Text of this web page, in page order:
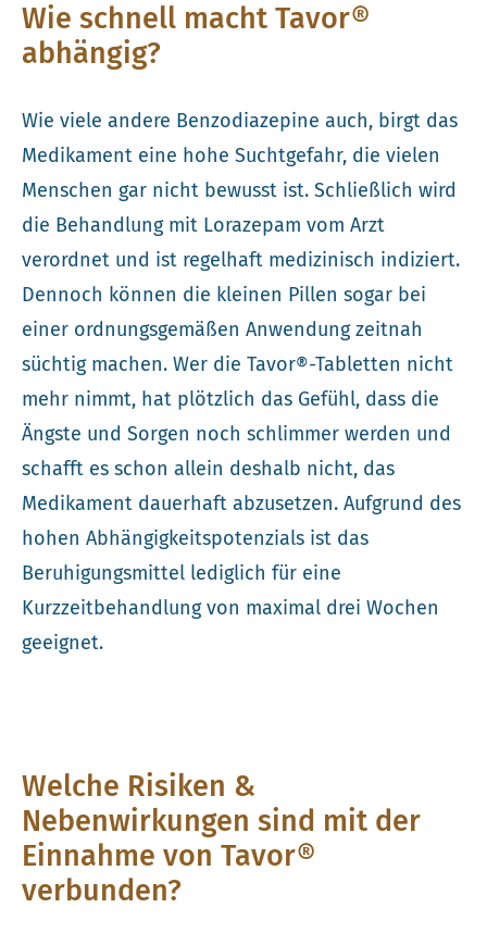
Wie schnell macht Tavor®
abhängig?
Wie viele andere Benzodiazepine auch, birgt das
Medikament eine hohe Suchtgefahr, die vielen
Menschen gar nicht bewusst ist. Schließlich wird
die Behandlung mit Lorazepam vom Arzt
verordnet und ist regelhaft medizinisch indiziert.
Dennoch können die kleinen Pillen sogar bei
einer ordnungsgemäßen Anwendung zeitnah
süchtig machen. Wer die Tavor®-Tabletten nicht
mehr nimmt, hat plötzlich das Gefühl, dass die
Ängste und Sorgen noch schlimmer werden und
schafft es schon allein deshalb nicht, das
Medikament dauerhaft abzusetzen. Aufgrund des
hohen Abhängigkeitspotenzials ist das
Beruhigungsmittel lediglich für eine
Kurzzeitbehandlung von maximal drei Wochen
geeignet.
Welche Risiken &
Nebenwirkungen sind mit der
Einnahme von Tavor®
verbunden?